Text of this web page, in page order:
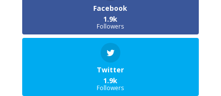
Facebook
1.9k
Followers
Twitter
1.9k
Followers